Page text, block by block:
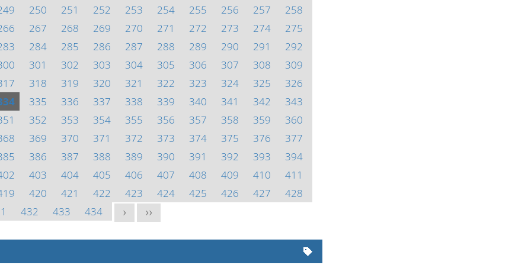
250 251 252 253 254 255 256 257
258
267 268 269 270 271 272 273 274
275
284 285 286 287 288 289 290 291
292
301 302 303 304 305 306 307 308
309
318 319 320 321 322 323 324 325
326
335 336 337 338 339 340 341 342
343
352 353 354 355 356 357 358 359
360
369 370 371 372 373 374 375 376
377
386 387 388 389 390 391 392 393
394
403 404 405 406 407 408 409 410
411
420 421 422 423 424 425 426 427
428
432 433 434 > >>